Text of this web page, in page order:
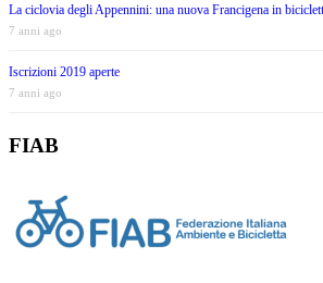
La ciclovia degli Appennini: una nuova Francigena in
7 anni ago
Iscrizioni 2019 aperte
7 anni ago
FIAB